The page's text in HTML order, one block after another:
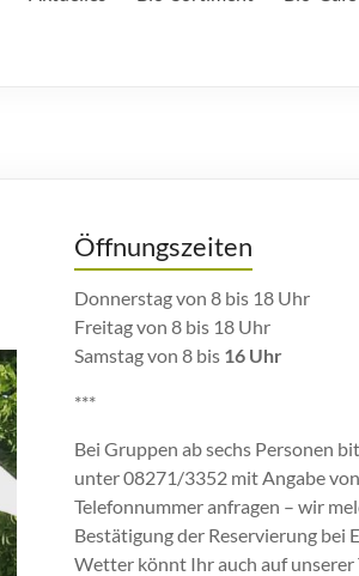
Öffnungszeiten
Donnerstag von 8 bis 18 Uhr
Freitag von 8 bis 18 Uhr
Samstag von 8 bis 16 Uhr
***
Bei Gruppen ab sechs Personen
unter 08271/3352 mit Angabe
Telefonnummer anfragen – wir
Bestätigung der Reservierung bei
Wetter könnt Ihr auch auf unserer